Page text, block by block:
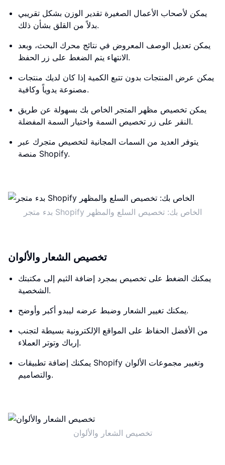
يمكن لأصحاب الأعمال الصغيرة تقدير الوزن بشكل تقريبي
بدلاً من القلق بشأن ذلك.
يمكن تعديل الوصف المعروض في نتائج محرك البحث، وبعد
الانتهاء يتم الضغط على زر الحفظ.
يمكن عرض المنتجات بدون تتبع الكمية إذا كان لديك منتجات
مصنوعة يدوياً وكافية.
يمكن تخصيص مظهر المتجر الخاص بك بسهولة عن طريق
النقر على زر تخصيص السمة واختيار السمة المفضلة.
يتوفر العديد من السمات المجانية لتخصيص متجرك عبر
منصة Shopify.
بدء متجر Shopify الخاص بك: تخصيص السلع والمظهر
تخصيص الشعار والألوان
يمكنك الضغط على تخصيص بمجرد إضافة الثيم إلى مكتبتك
الشخصية.
يمكنك تغيير الشعار وضبط عرضه ليبدو أكبر وأوضح.
من الأفضل الحفاظ على المواقع الإلكترونية بسيطة لتجنب
إرباك وتوتر العملاء.
يمكنك إضافة تطبيقات Shopify وتغيير مجموعات الألوان
والتصاميم.
تخصيص الشعار والألوان